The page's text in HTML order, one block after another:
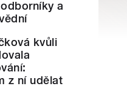
a
kvůli
z ní udělat